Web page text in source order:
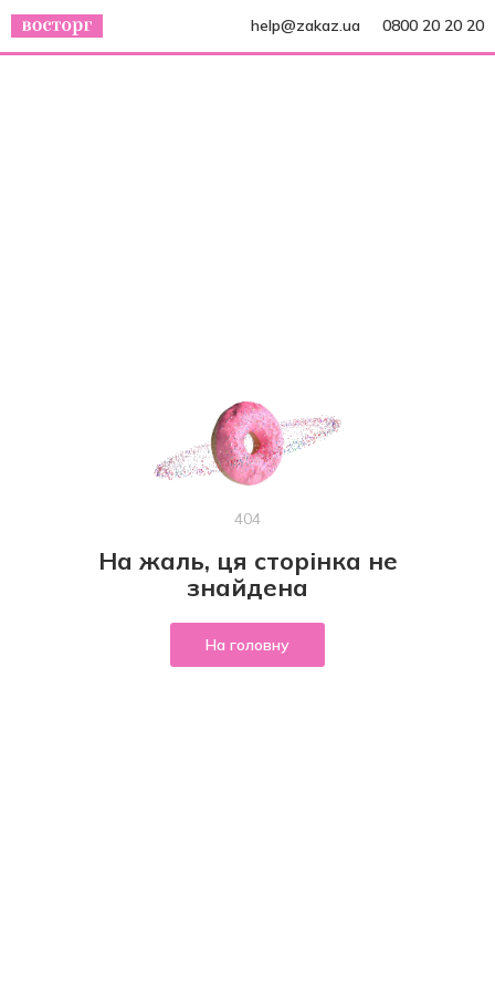
help@zakaz.ua 0800 20 20 20
404
На жаль, ця сторінка не
знайдена
На головну